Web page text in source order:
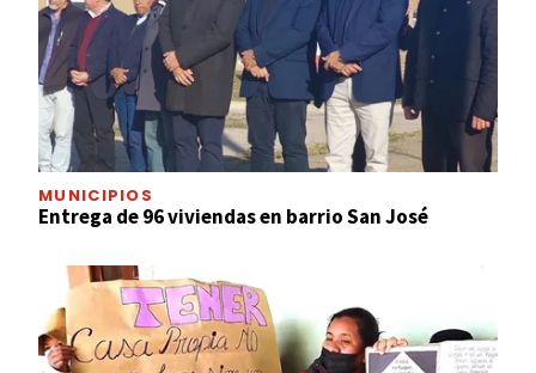
MUNICIPIOS
Entrega de 96 viviendas en barrio San José